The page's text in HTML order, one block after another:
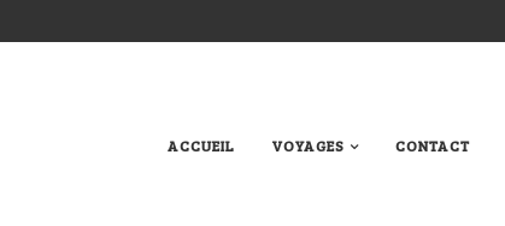
ACCUEIL VOYAGES CONTACT